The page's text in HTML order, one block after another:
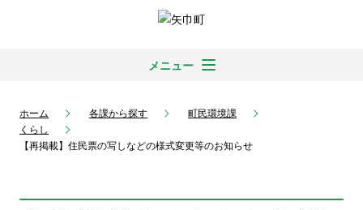
メニュー
ホーム 各課から探す
町民環境課
くらし
【再掲載】住民票の写しなどの様式変更等のお知らせ